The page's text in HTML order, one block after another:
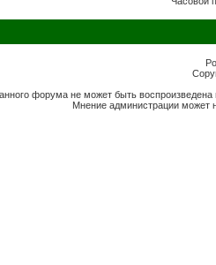
форума не может быть
Мнение администрации может